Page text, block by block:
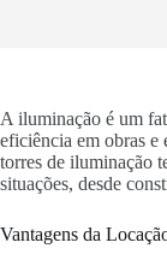
A iluminação é um
eficiência em obras
torres de iluminação
situações, desde
Vantagens da